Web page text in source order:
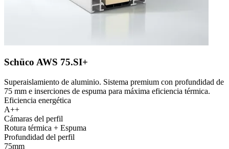
Schüco AWS 75.SI+
Superaislamiento de aluminio. Sistema premium con profundidad de
75 mm e inserciones de espuma para máxima eficiencia térmica.
Eficiencia energética
A++
Cámaras del perfil
Rotura térmica + Espuma
Profundidad del perfil
75mm